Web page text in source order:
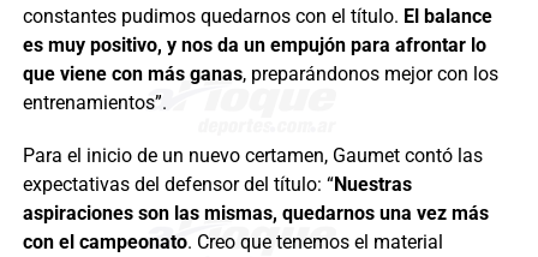
constantes pudimos quedarnos con el título. El balance
es muy positivo, y nos da un empujón para afrontar lo
que viene con más ganas, preparándonos mejor con los
entrenamientos”.
Para el inicio de un nuevo certamen, Gaumet contó las
expectativas del defensor del título: “Nuestras
aspiraciones son las mismas, quedarnos una vez más
con el campeonato. Creo que tenemos el material